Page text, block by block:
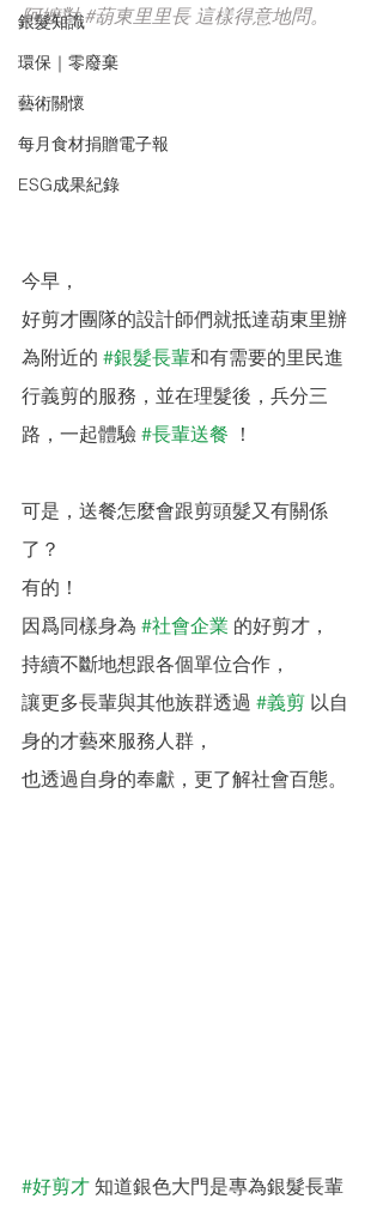
銀髮知識
環保｜零廢棄
藝術關懷
每月食材捐贈電子報
ESG成果紀錄
阿嬤對 #葫東里里長 這樣得意地問。
今早，
好剪才團隊的設計師們就抵達葫東里辦
為附近的 #銀髮長輩和有需要的里民進
行義剪的服務，並在理髮後，兵分三
路，一起體驗 #長輩送餐 ！
可是，送餐怎麼會跟剪頭髮又有關係
了？
有的！
因爲同樣身為 #社會企業 的好剪才，
持續不斷地想跟各個單位合作，
讓更多長輩與其他族群透過 #義剪 以自
身的才藝來服務人群，
也透過自身的奉獻，更了解社會百態。
#好剪才 知道銀色大門是專為銀髮長輩